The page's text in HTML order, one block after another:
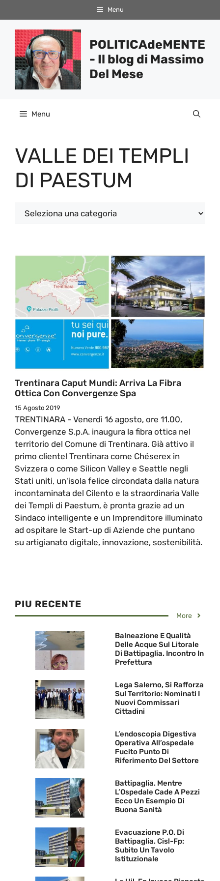
al
contenuto
Menu
POLITICAdeMENTE
- Il blog di Massimo
Del Mese
Menu
VALLE DEI TEMPLI
DI PAESTUM
Categorie
Trentinara Caput Mundi: Arriva La Fibra
Ottica Con Convergenze Spa
15 Agosto 2019
TRENTINARA - Venerdì 16 agosto, ore 11.00,
Convergenze S.p.A. inaugura la fibra ottica nel
territorio del Comune di Trentinara. Già attivo il
primo cliente! Trentinara come Chéserex in
Svizzera o come Silicon Valley e Seattle negli
Stati uniti, un'isola felice circondata dalla natura
incontaminata del Cilento e la straordinaria Valle
dei Templi di Paestum, è pronta grazie ad un
Sindaco intelligente e un Imprenditore illuminato
ad ospitare le Start-up di Aziende che puntano
su artigianato digitale, innovazione, sostenibilità.
PIU RECENTE
More
Balneazione E Qualità
Delle Acque Sul Litorale
Di Battipaglia. Incontro In
Prefettura
Lega Salerno, Si Rafforza
Sul Territorio: Nominati I
Nuovi Commissari
Cittadini
L’endoscopia Digestiva
Operativa All’ospedale
Fucito Punto Di
Riferimento Del Settore
Battipaglia. Mentre
L’Ospedale Cade A Pezzi
Ecco Un Esempio Di
Buona Sanità
Evacuazione P.O. Di
Battipaglia. Cisl-Fp:
Subito Un Tavolo
Istituzionale